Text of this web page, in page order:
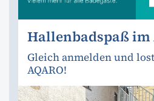
Hallenbadspaß im
Gleich anmelden und
AQARO!